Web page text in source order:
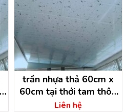
trần nhựa thả 60cm x
60cm tại thới tam thôn
hóc môn – hồ chí minh
Liên hệ